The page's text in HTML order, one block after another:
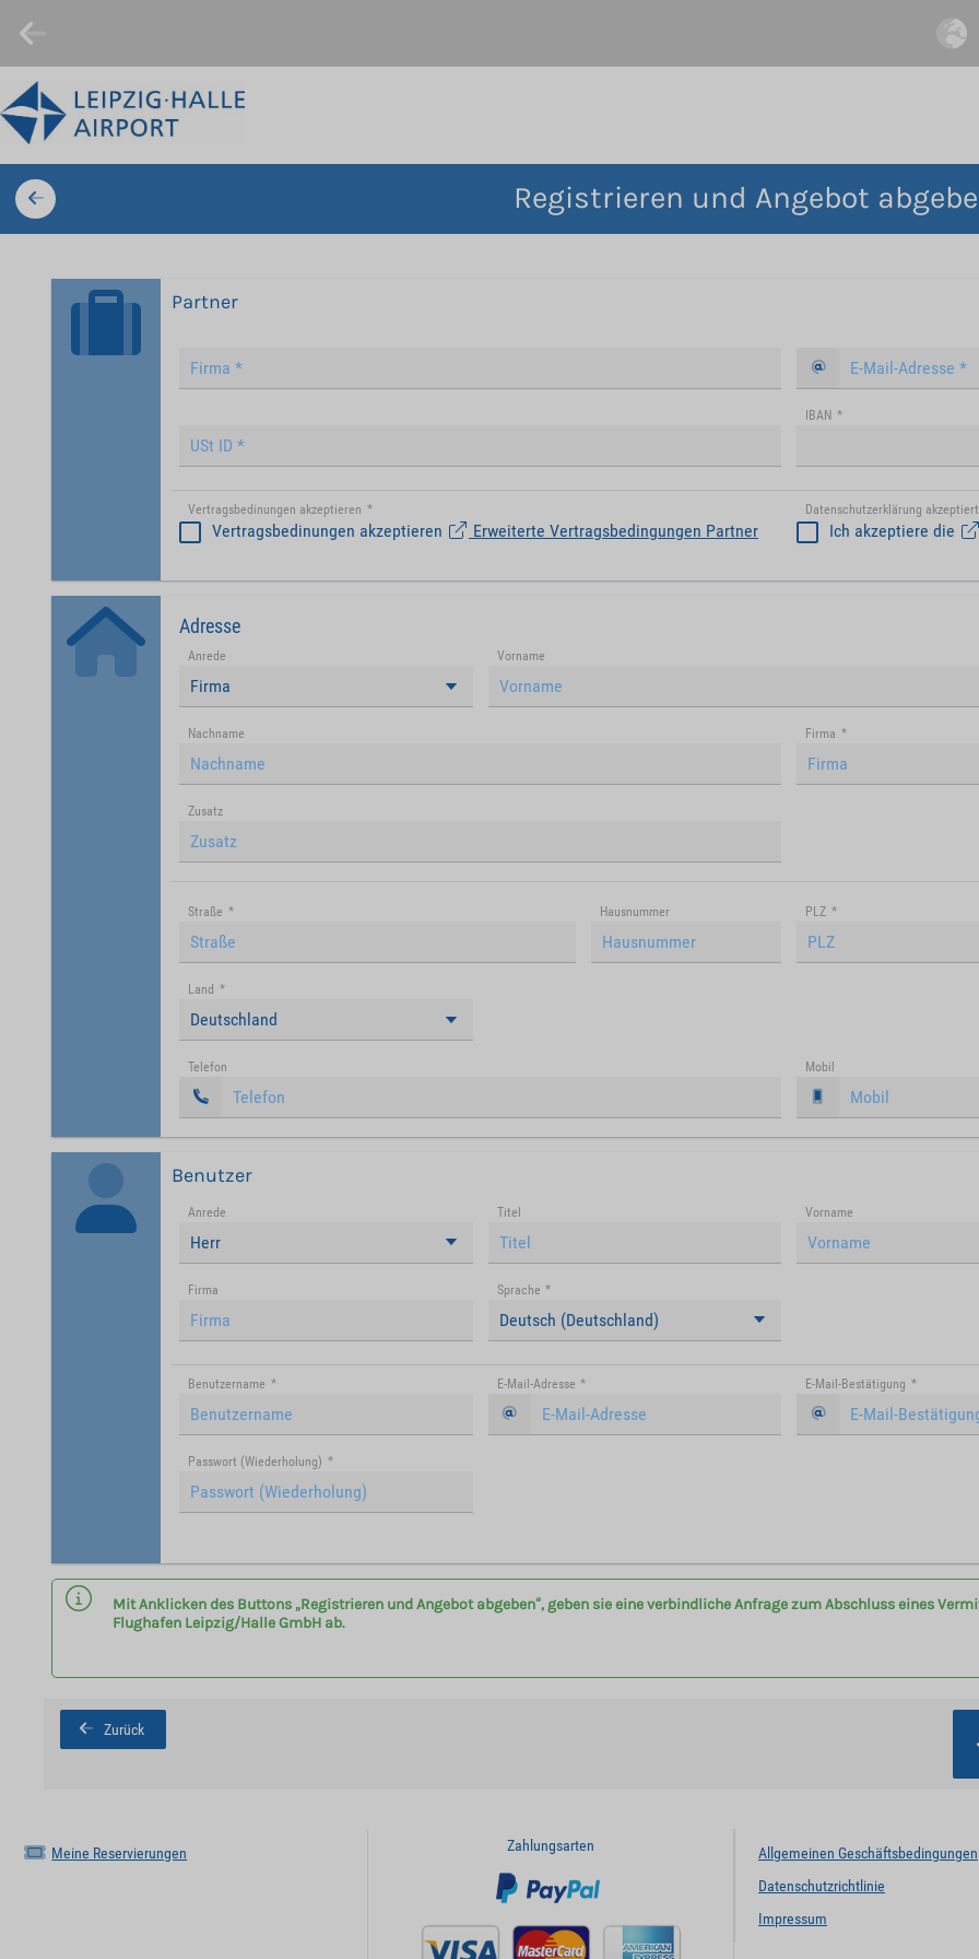
Registrieren und Angebot
Partner
IBAN *
Vertragsbedinungen akzeptieren *
Vertragsbedinungen akzeptieren Erweiterte Vertragsbedingungen Partner
Datenschutzerklärung akzeptiert
Ich akzeptiere die
Adresse
Anrede
Firma
Vorname
Nachname Firma *
Zusatz
Straße * Hausnummer PLZ *
Land *
Deutschland
Telefon Mobil
Benutzer
Anrede
Herr
Titel Vorname
Firma Sprache *
Deutsch (Deutschland)
Benutzername * E-Mail-Adresse * E-Mail-Bestätigung *
Passwort (Wiederholung) *
Mit Anklicken des Buttons „Registrieren und Angebot abgeben“, geben sie eine verbindliche Anfrage zum Abschluss eines
Flughafen Leipzig/Halle GmbH ab.
Zurück
Meine Reservierungen Zahlungsarten
Allgemeinen Geschäftsbedingungen
Datenschutzrichtlinie
Impressum